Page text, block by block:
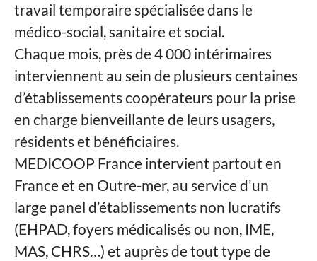
travail temporaire spécialisée dans le
médico-social, sanitaire et social.
Chaque mois, près de 4 000 intérimaires
interviennent au sein de plusieurs centaines
d’établissements coopérateurs pour la prise
en charge bienveillante de leurs usagers,
résidents et bénéficiaires.
MEDICOOP France intervient partout en
France et en Outre-mer, au service d'un
large panel d’établissements non lucratifs
(EHPAD, foyers médicalisés ou non, IME,
MAS, CHRS…) et auprès de tout type de